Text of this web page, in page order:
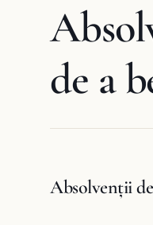
de a
Absolvenţii